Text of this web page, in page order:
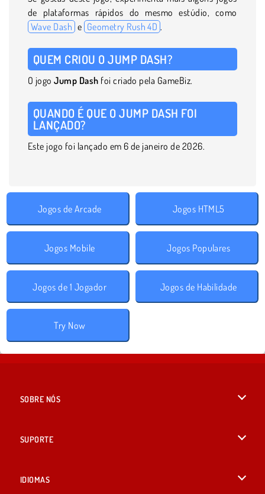
de plataformas rápidos do mesmo estúdio, como
Wave Dash e Geometry Rush 4D .
QUEM CRIOU O JUMP DASH?
O jogoJump Dash foi criado pela GameBiz.
QUANDO É QUE O JUMP DASH FOI
LANÇADO?
Este jogo foi lançado em 6 de janeiro de 2026.
Jogos de Arcade Jogos HTML5
Jogos Mobile Jogos Populares
Jogos de 1 Jogador Jogos de Habilidade
Try Now
SOBRE NÓS
SUPORTE
IDIOMAS